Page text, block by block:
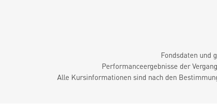
Fondsdaten und
Performanceergebnisse der
Alle Kursinformationen sind nach den